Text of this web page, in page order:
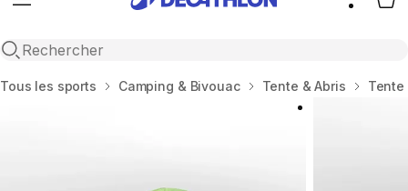
Menu
Recherche ouverte
My
Accueil
Tous les sports Camping & Bivouac Tente & Abris Tente